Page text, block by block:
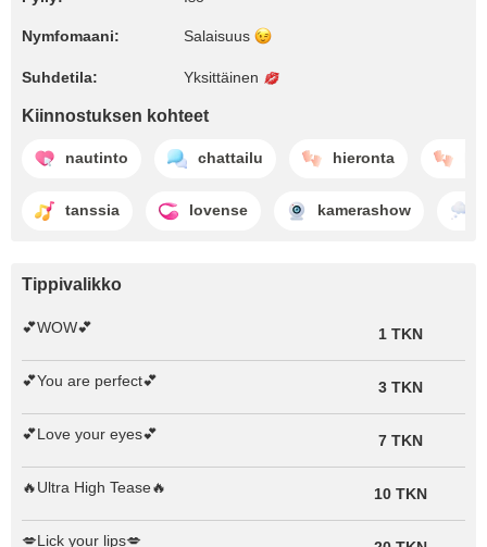
Nymfomaani: Salaisuus
Suhdetila: Yksittäinen
Kiinnostuksen kohteet
nautinto chattailu hieronta
tanssia lovense kamerashow
Tippivalikko
💕WOW💕 1 TKN
💕You are perfect💕 3 TKN
💕Love your eyes💕 7 TKN
🔥Ultra High Tease🔥 10 TKN
💋Lick your lips💋